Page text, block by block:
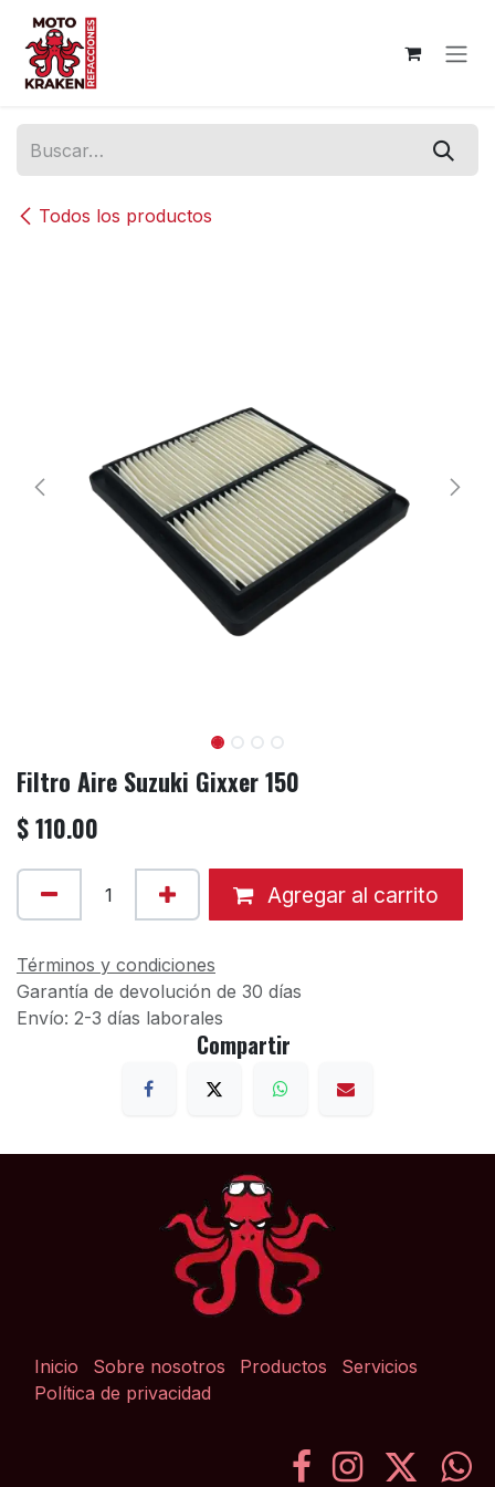
Ir al contenido
Todos los productos
Filtro Aire Suzuki Gixxer 150
$110.00
Agregar al carrito
Términos y condiciones
Garantía de devolución de 30 días
Envío: 2-3 días laborales
Compartir
Inicio Sobre nosotros Productos
Servicios
Política de privacidad